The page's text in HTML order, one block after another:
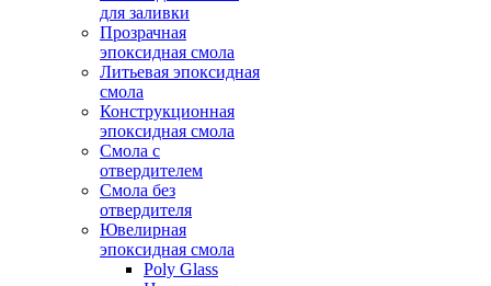
для заливки
Прозрачная
эпоксидная смола
Литьевая эпоксидная
смола
Конструкционная
эпоксидная смола
Смола с
отвердителем
Смола без
отвердителя
Ювелирная
эпоксидная смола
Poly Glass